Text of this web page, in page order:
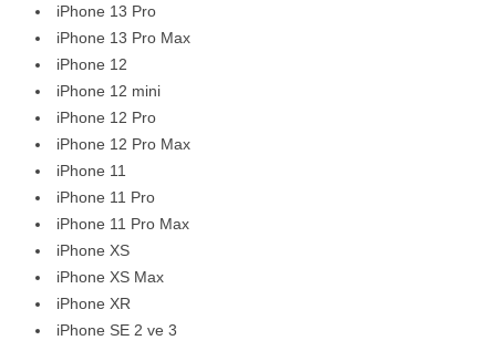
iPhone 13 Pro
iPhone 13 Pro Max
iPhone 12
iPhone 12 mini
iPhone 12 Pro
iPhone 12 Pro Max
iPhone 11
iPhone 11 Pro
iPhone 11 Pro Max
iPhone XS
iPhone XS Max
iPhone XR
iPhone SE 2 ve 3